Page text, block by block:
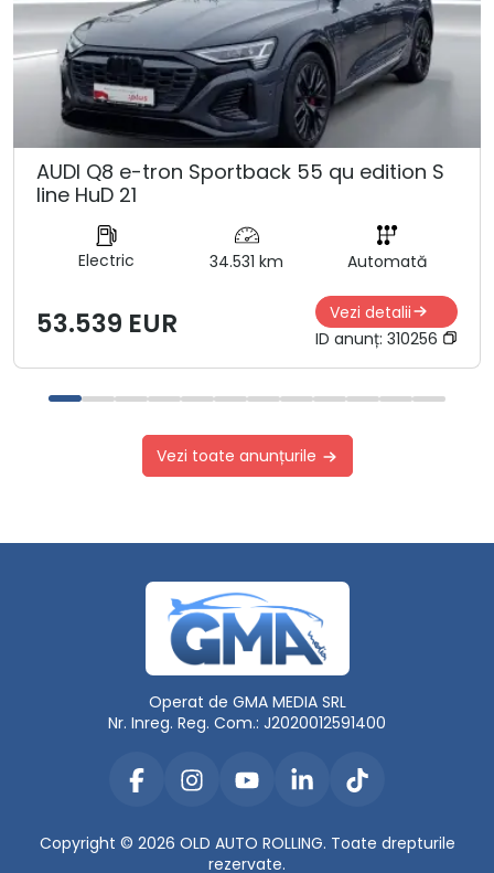
AUDI Q8 e-tron Sportback 55 qu edition S
line HuD 21
Electric 34.531 km Automată
53.539 EUR
Vezi detalii
ID anunț: 310256
Vezi toate anunțurile
Operat de GMA MEDIA SRL
Nr. Inreg. Reg. Com.: J2020012591400
Copyright © 2026 OLD AUTO ROLLING. Toate drepturile
rezervate.